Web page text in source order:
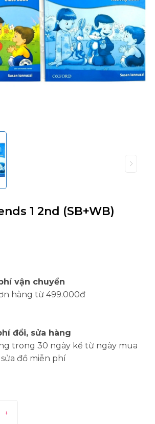
1 2nd (SB+WB)
vận chuyển
hàng từ 499.000đ
đổi, sửa hàng
trong 30 ngày kể từ ngày mua
đồ miễn phí
+